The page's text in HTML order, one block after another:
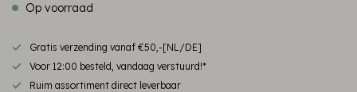
Op voorraad
Gratis verzending vanaf €50,-[NL/DE]
Voor 12:00 besteld, vandaag verstuurd!*
Ruim assortiment direct leverbaar